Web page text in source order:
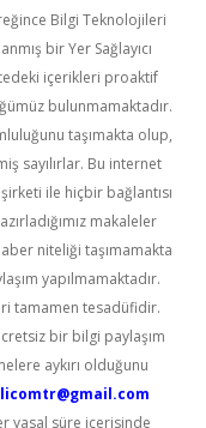
Bilgi Teknolojileri
bir Yer Sağlayıcı
içerikleri proaktif
bulunmamaktadır.
taşımakta olup,
sayılırlar. Bu internet
ile hiçbir bağlantısı
makaleler
niteliği taşımamakta
yapılmamaktadır.
tamamen tesadüfidir.
bir bilgi paylaşım
aykırı olduğunu
yasal süre içerisinde